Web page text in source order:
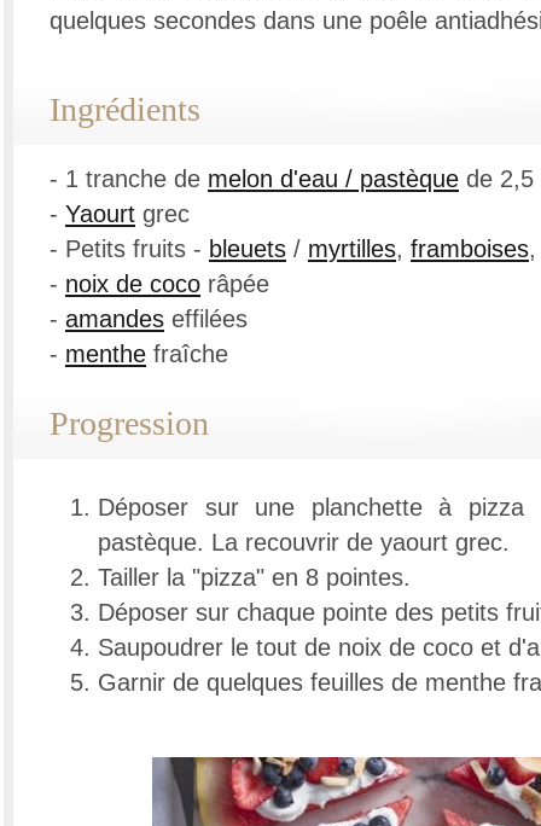
quelques secondes dans une poêle
Ingrédients
- 1 tranche de melon d'eau / pastèque de 2,5
- Yaourt grec
- Petits fruits - bleuets / myrtilles, framboises
- noix de coco râpée
- amandes effilées
- menthe fraîche
Progression
Déposer sur une planchette à pizza
pastèque. La recouvrir de yaourt grec.
Tailler la "pizza" en 8 pointes.
Déposer sur chaque pointe des petits
Saupoudrer le tout de noix de coco et
Garnir de quelques feuilles de menthe